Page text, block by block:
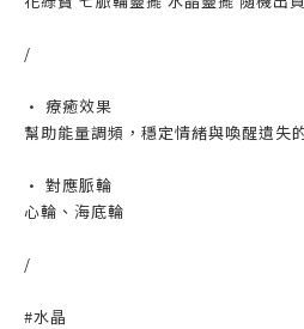
/
• 療癒效果
幫助能量調頻，穩定情緒與喚醒遺失
• 對應脈輪
心輪、海底輪
/
#水晶